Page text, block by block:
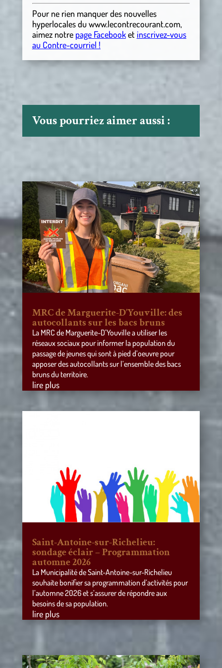
Pour ne rien manquer des nouvelles
hyperlocalesdu www.lecontrecourant.com,
aimez notre page Facebooket inscrivez-vous
au Contre-courriel !
Vous pourriez aimer aussi :
MRC de Marguerite-D’Youville: des
autocollants sur les bacs bruns
La MRC de Marguerite-D’Youville a utiliser les
réseaux sociaux pour informer la population du
passage de jeunes qui sont à pied d’oeuvre pour
apposer des autocollants sur l’ensemble des bacs
bruns du territoire.
lire plus
Saint-Antoine-sur-Richelieu:
sondage éclair – Programmation
automne 2026
La Municipalité de Saint-Antoine-sur-Richelieu
souhaite bonifier sa programmation d’activités pour
l’automne 2026 et s’assurer de répondre aux
besoins de sa population.
lire plus